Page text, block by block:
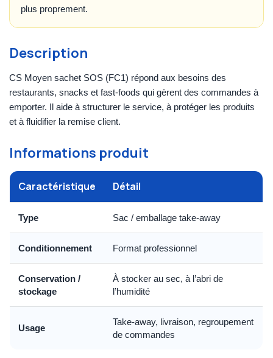
plus proprement.
Description
CS Moyen sachet SOS (FC1) répond aux besoins des
restaurants, snacks et fast-foods qui gèrent des commandes à
emporter. Il aide à structurer le service, à protéger les produits
et à fluidifier la remise client.
Informations produit
Caractéristique Détail
Type Sac / emballage take-away
Conditionnement Format professionnel
Conservation /
stockage
À stocker au sec, à l’abri de
l’humidité
Usage
Take-away, livraison, regroupement
de commandes